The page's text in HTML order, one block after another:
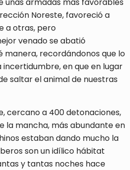
Noreste, favoreció a
a otras, pero
venado se abatió
manera, recordándonos que lo
incertidumbre, en que en lugar
saltar el animal de nuestras
cercano a 400 detonaciones,
la mancha, más abundante en
estaban dando mucho la
son un idílico hábitat
y tantas noches hace